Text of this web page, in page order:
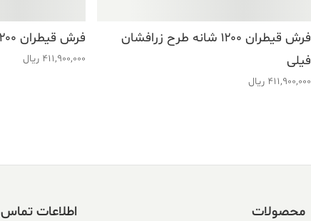
فرش قیطران ۱۲۰۰ شانه طرح زرافشان
فیلی
411,900,000 ریال
فرش قیطران ۱۲۰۰ شانه طرح مهناز ذغالی
411,900,000 ریال
محصولات اطلاعات تماس